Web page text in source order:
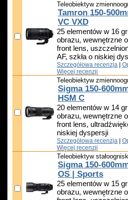
Teleobiektyw
Tamron 150-
VC VXD
25 elementów w 16
obrazu, wewnętrzne
front lens,
AF, szkła o niskiej
Szczegółowa recenzja
Więcej recenzji
Teleobiektyw
Sigma 150-
HSM C
20 elementów w 14
obrazu, wewnętrzne
front lens,
niskiej dyspersji
Szczegółowa recenzja
Więcej recenzji
Teleobiektyw
Sigma 150-
OS | Sports
25 elementów w 15
obrazu, wewnętrzne